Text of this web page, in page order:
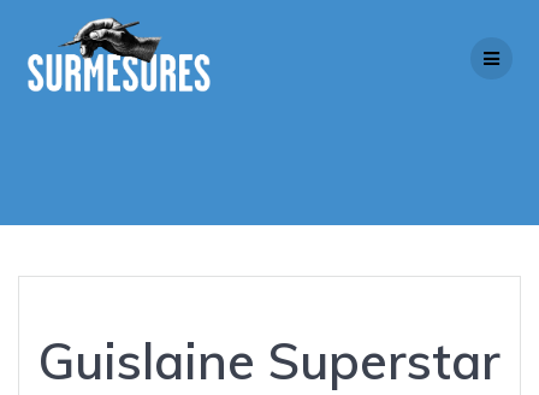
Guislaine Superstar